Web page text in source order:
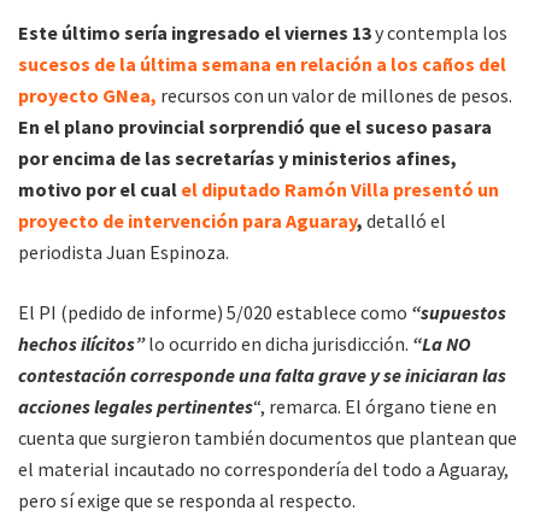
Este último sería ingresado el viernes 13y contempla los
sucesos de la última semana en relación a los caños del
proyecto GNea, recursos con un valor de millones de pesos.
En el plano provincial sorprendió que el suceso pasara
por encima de las secretarías y ministerios afines,
motivo por el cual el diputado Ramón Villa presentó un
proyecto de intervención para Aguaray, detalló el
periodista Juan Espinoza.
El PI (pedido de informe) 5/020 establece como “supuestos
hechos ilícitos”lo ocurrido en dicha jurisdicción. “La NO
contestación corresponde una falta grave y se iniciaran las
acciones legales pertinentes“, remarca. El órgano tiene en
cuenta que surgieron también documentos que plantean que
el material incautado no correspondería del todo a Aguaray,
pero sí exige que se responda al respecto.